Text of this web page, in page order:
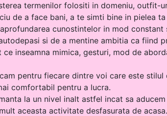
termenilor folositi in domeniu, outfit-
de a face bani, a te simti bine in pielea
cunostintelor in mod
si de a mentine ambitia ca fiind
inseamna mimica, gesturi, mod de
pentru fiecare dintre voi care este
comfortabil pentru a lucra.
la un nivel inalt astfel incat sa
aceasta activitate desfasurata de acasa.